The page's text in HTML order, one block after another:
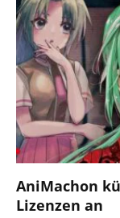
AniMachon
Lizenzen an